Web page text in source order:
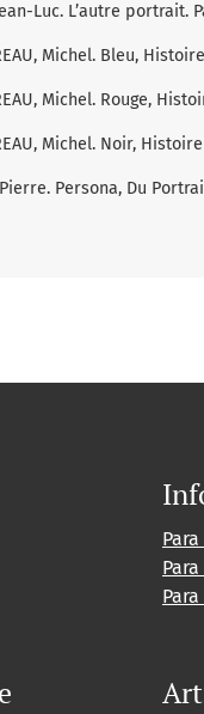
Luc. L’autre portrait.
Michel. Bleu,
Michel. Rouge,
Michel. Noir,
Pierre. Persona, Du